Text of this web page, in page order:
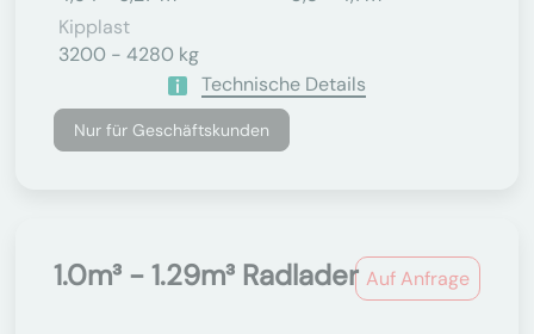
Kipplast
3200 - 4280 kg
Technische Details
Nur für Geschäftskunden
Auf Anfrage
1.0m³ - 1.29m³ Radlader